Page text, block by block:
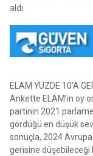
aldı.
ELAM YÜZDE 10’A
Ankette ELAM’ın oy
partinin 2021
gördüğü en düşük
sonuçla, 2024
gerisine düşebileceği